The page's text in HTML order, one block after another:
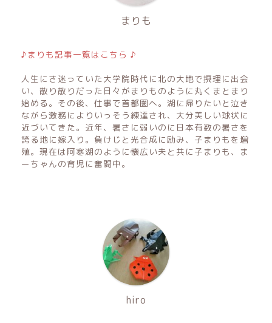
まりも
♪まりも記事一覧はこちら ♪
人生にさ迷っていた大学院時代に北の大地で摂理に出会
い、散り散りだった日々がまりものように丸くまとまり
始める。その後、仕事で首都圏へ。湖に帰りたいと泣き
ながら激務によりいっそう練達され、大分美しい球状に
近づいてきた。近年、暑さに弱いのに日本有数の暑さを
誇る地に嫁入り。負けじと光合成に励み、子まりもを増
殖。現在は阿寒湖のように懐広い夫と共に子まりも、ま
ーちゃんの育児に奮闘中。
hiro